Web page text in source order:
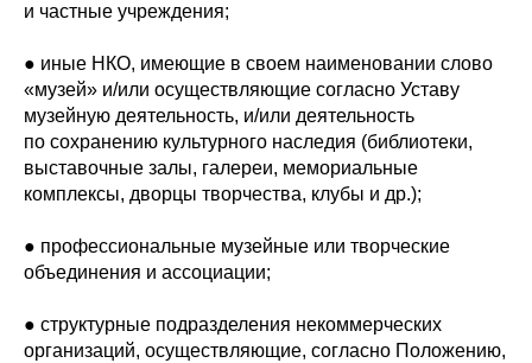
и частные учреждения;
● иные НКО, имеющие в своем наименовании слово
«музей» и/или осуществляющие согласно Уставу
музейную деятельность, и/или деятельность
по сохранению культурного наследия (библиотеки,
выставочные залы, галереи, мемориальные
комплексы, дворцы творчества, клубы и др.);
● профессиональные музейные или творческие
объединения и ассоциации;
● структурные подразделения некоммерческих
организаций, осуществляющие, согласно Положению,